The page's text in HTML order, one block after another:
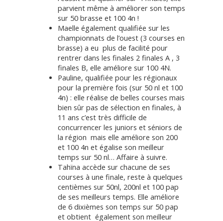
parvient même à améliorer son temps
sur 50 brasse et 100 4n !
Maelle également qualifiée sur les
championnats de l’ouest (3 courses en
brasse) a eu plus de facilité pour
rentrer dans les finales 2 finales A , 3
finales B, elle améliore sur 100 4N.
Pauline, qualifiée pour les régionaux
pour la première fois (sur 50 nl et 100
4n) : elle réalise de belles courses mais
bien sûr pas de sélection en finales, à
11 ans c’est très difficile de
concurrencer les juniors et séniors de
la région mais elle améliore son 200
et 100 4n et égalise son meilleur
temps sur 50 nl… Affaire à suivre.
Tahïna accède sur chacune de ses
courses à une finale, reste à quelques
centièmes sur 50nl, 200nl et 100 pap
de ses meilleurs temps. Elle améliore
de 6 dixièmes son temps sur 50 pap
et obtient également son meilleur